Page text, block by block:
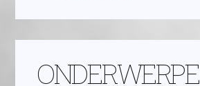
ONDERWERPE